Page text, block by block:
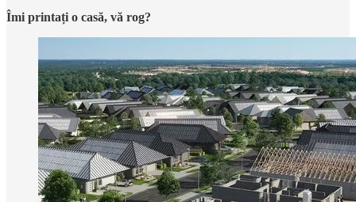
Îmi printați o casă, vă rog?